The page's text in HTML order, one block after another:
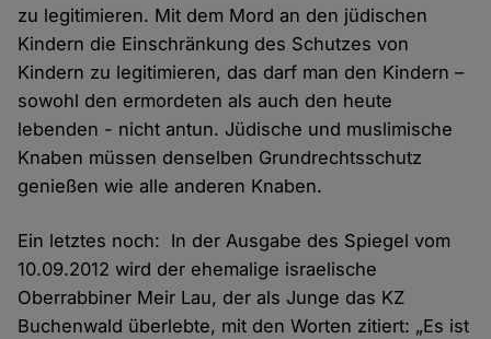
zu legitimieren. Mit dem Mord an den jüdischen
Kindern die Einschränkung des Schutzes von
Kindern zu legitimieren, das darf man den Kindern –
sowohl den ermordeten als auch den heute
lebenden - nicht antun. Jüdische und muslimische
Knaben müssen denselben Grundrechtsschutz
genießen wie alle anderen Knaben.
Ein letztes noch: In der Ausgabe des Spiegel vom
10.09.2012 wird der ehemalige israelische
Oberrabbiner Meir Lau, der als Junge das KZ
Buchenwald überlebte, mit den Worten zitiert: „Es ist